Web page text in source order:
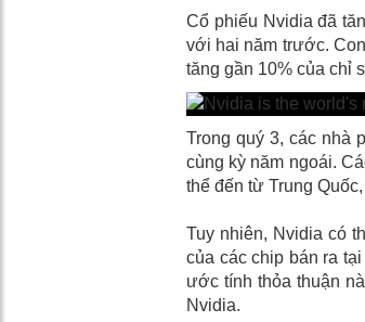
Cổ phiếu Nvidia đã
với hai năm trước.
tăng gần 10% của chỉ
Trong quý 3, các nhà
cùng kỳ năm ngoái.
thể đến từ Trung
Tuy nhiên, Nvidia có
của các chip bán ra
ước tính thỏa thuận
Nvidia.